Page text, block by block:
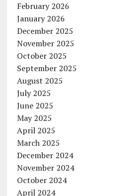
February 2026
January 2026
December 2025
November 2025
October 2025
September 2025
August 2025
July 2025
June 2025
May 2025
April 2025
March 2025
December 2024
November 2024
October 2024
April 2024